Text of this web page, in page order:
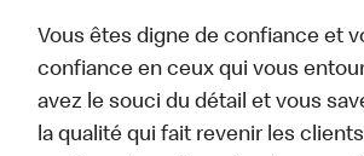
Vous êtes digne de confiance et
confiance en ceux qui vous
avez le souci du détail et vous
la qualité qui fait revenir les